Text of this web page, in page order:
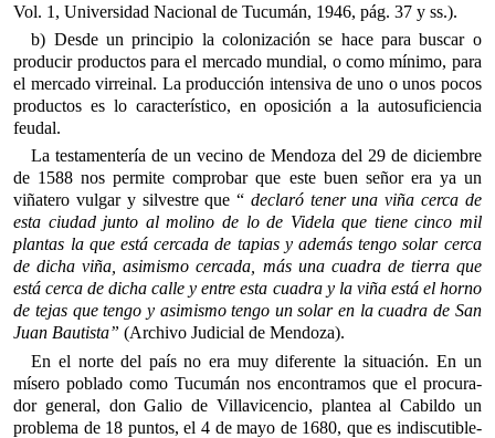
Vol. 1, Universidad Nacional de Tucumán, 1946, pág. 37 y ss.).
b) Desde un principio la colonización se hace para buscar o
producir productos para el mercado mundial, o como mínimo, para
el mercado virreinal. La producción intensiva de uno o unos pocos
productos es lo característico, en oposición a la autosufi­ciencia
feudal.
La testamentería de un vecino de Mendoza del 29 de diciembre
de 1588 nos permite comprobar que este buen señor era ya un
viñatero vulgar y silvestre que “ declaró tener una viña cerca de
esta ciudad junto al molino de lo de Videla que tiene cinco mil
plantas la que está cercada de tapias y además tengo solar cerca
de dicha viña, asimismo cercada, más una cuadra de tierra que
está cerca de dicha calle y entre esta cuadra y la viña está el horno
de tejas que tengo y asimismo tengo un solar en la cuadra de San
Juan Bautista”(Archivo Judicial de Mendoza).
En el norte del país no era muy diferente la situación. En un
mísero poblado como Tucumán nos encontramos que el procura­
dor general, don Galio de Villavicencio, plantea al Cabildo un
problema de 18 puntos, el 4 de mayo de 1680, que es indiscutible­